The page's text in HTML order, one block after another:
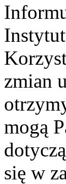
zmian
mogą
się w